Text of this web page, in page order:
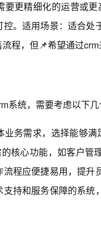
要更精细化的运营或
。适用场景：适合处
程，但📌希望通过
系统，需要考虑以下
业务需求，选择能够
核心功能，如客户管
程应便捷易用，提升
持和服务保障的系统